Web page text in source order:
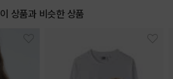
이 상품과 비슷한 상품